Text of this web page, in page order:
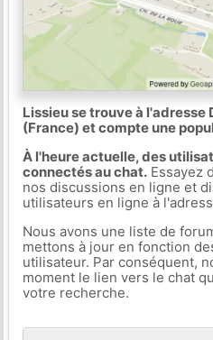
Lissieu se trouve à l'adresse
(France) et compte une
À l'heure actuelle, des
connectés au chat.Essayez
nos discussions en ligne et
utilisateurs en ligne à
Nous avons une liste de
mettons à jour en fonction
utilisateur. Par conséquent,
moment le lien vers le chat
votre recherche.